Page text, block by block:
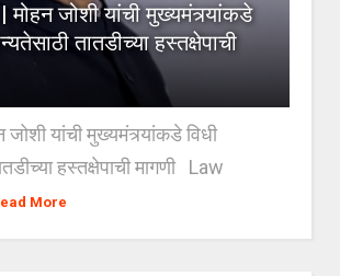
जोशी यांची मुख्यमंत्र्यांकडे
तातडीच्या हस्तक्षेपाची
यांची मुख्यमंत्र्यांकडे विधी
हस्तक्षेपाची मागणी Law
More